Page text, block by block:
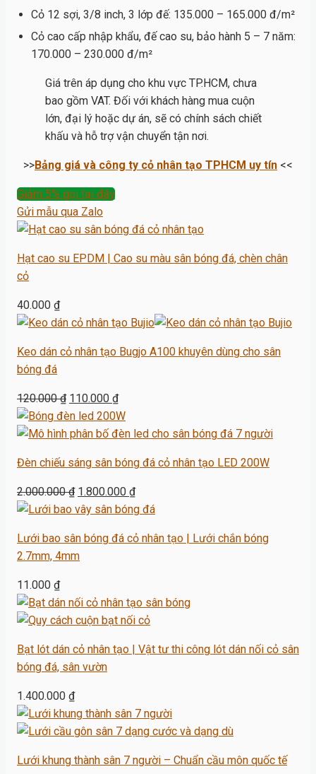
Cỏ 12 sợi, 3/8 inch, 3 lớp đế: 135.000 – 165.000 đ/m²
Cỏ cao cấp nhập khẩu, đế cao su, bảo hành 5 – 7 năm:
170.000 – 230.000 đ/m²
Giá trên áp dụng cho khu vực TP.HCM, chưa
bao gồm VAT. Đối với khách hàng mua cuộn
lớn, đại lý hoặc dự án, sẽ có chính sách chiết
khấu và hỗ trợ vận chuyển tận nơi.
>>Bảng giá và công ty cỏ nhân tạo TPHCM uy tín <<
Giảm 5% gọi tại đây
Gửi mẫu qua Zalo
Hạt cao su EPDM | Cao su màu sân bóng đá, chèn chân
cỏ
40.000 ₫
Keo dán cỏ nhân tạo Bugjo A100 khuyên dùng cho sân
bóng đá
120.000₫ Giá
gốc
là:
110.000 ₫Giá
hiện
tại
110.000 ₫.
Đèn chiếu sáng sân bóng đá cỏ nhân tạo LED 200W
2.000.000₫ Giá
gốc
2.000.000 ₫.
1.800.000 ₫Giá
hiện
là:
Lưới bao sân bóng đá cỏ nhân tạo | Lưới chắn bóng
2.7mm, 4mm
11.000 ₫
Bạt lót dán cỏ nhân tạo | Vật tư thi công lót dán nối cỏ sân
bóng đá, sân vườn
1.400.000 ₫
Lưới khung thành sân 7 người – Chuẩn cầu môn quốc tế